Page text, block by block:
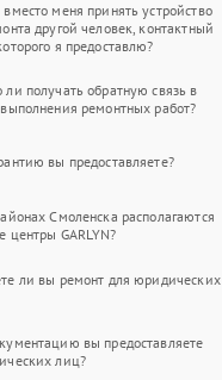
меня принять устройство
другой человек, контактный
я предоставлю?
получать обратную связь в
ремонтных работ?
вы предоставляете?
Смоленска располагаются
центры GARLYN?
ли вы ремонт для юридических
вы предоставляете
лиц?